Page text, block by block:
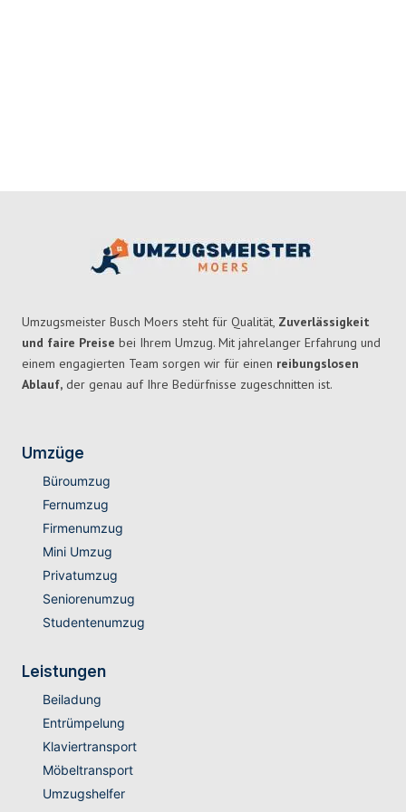
Umzugsmeister Busch Moers steht für Qualität, Zuverlässigkeit
und faire Preise bei Ihrem Umzug. Mit jahrelanger Erfahrung und
einem engagierten Team sorgen wir für einen reibungslosen
Ablauf, der genau auf Ihre Bedürfnisse zugeschnitten ist.
Umzüge
Büroumzug
Fernumzug
Firmenumzug
Mini Umzug
Privatumzug
Seniorenumzug
Studentenumzug
Leistungen
Beiladung
Entrümpelung
Klaviertransport
Möbeltransport
Umzugshelfer